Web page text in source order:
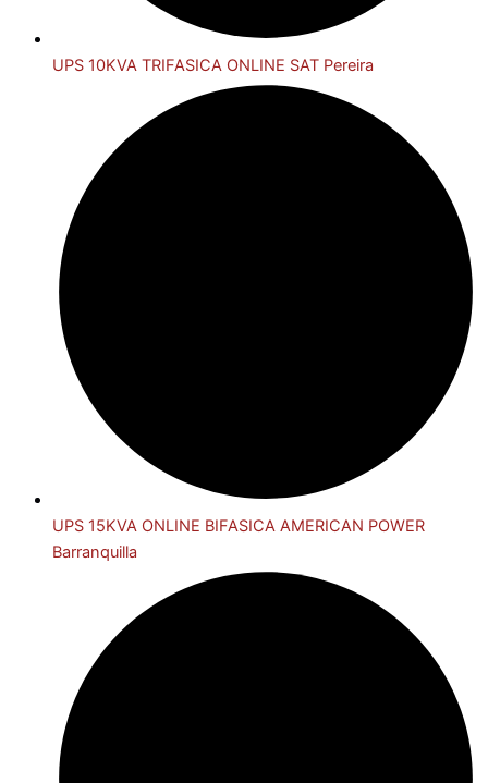
UPS 10KVA TRIFASICA ONLINE SAT Pereira
UPS 15KVA ONLINE BIFASICA AMERICAN POWER
Barranquilla